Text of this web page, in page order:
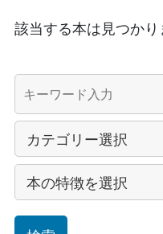
該当する本は見つかり